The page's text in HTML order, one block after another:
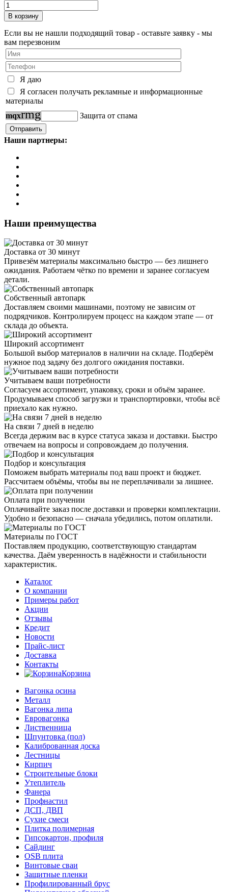
Если вы не нашли подходящий товар - оставьте заявку - мы
вам перезвоним
Я даю
Я согласен получать рекламные и информационные
материалы
mqxrmg Защита от спама
Наши партнеры:
Наши преимущества
Доставка от 30 минут
Привезём материалы максимально быстро — без лишнего
ожидания. Работаем чётко по времени и заранее согласуем
детали.
Собственный автопарк
Доставляем своими машинами, поэтому не зависим от
подрядчиков. Контролируем процесс на каждом этапе — от
склада до объекта.
Широкий ассортимент
Большой выбор материалов в наличии на складе. Подберём
нужное под задачу без долгого ожидания поставки.
Учитываем ваши потребности
Согласуем ассортимент, упаковку, сроки и объём заранее.
Продумываем способ загрузки и транспортировки, чтобы всё
приехало как нужно.
На связи 7 дней в неделю
Всегда держим вас в курсе статуса заказа и доставки. Быстро
отвечаем на вопросы и сопровождаем до получения.
Подбор и консультация
Поможем выбрать материалы под ваш проект и бюджет.
Рассчитаем объёмы, чтобы вы не переплачивали за лишнее.
Оплата при получении
Оплачивайте заказ после доставки и проверки комплектации.
Удобно и безопасно — сначала убедились, потом оплатили.
Материалы по ГОСТ
Поставляем продукцию, соответствующую стандартам
качества. Даём уверенность в надёжности и стабильности
характеристик.
Каталог
О компании
Примеры работ
Акции
Отзывы
Кредит
Новости
Прайс-лист
Доставка
Контакты
Корзина
Вагонка осина
Металл
Вагонка липа
Евровагонка
Лиственница
Шпунтовка (пол)
Калиброванная доска
Лестницы
Кирпич
Строительные блоки
Утеплитель
Фанера
Профнастил
ДСП, ДВП
Сухие смеси
Плитка полимерная
Гипсокартон, профиля
Сайдинг
OSB плита
Винтовые сваи
Защитные пленки
Профилированный брус